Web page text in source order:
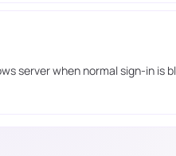
server when normal sign-in is